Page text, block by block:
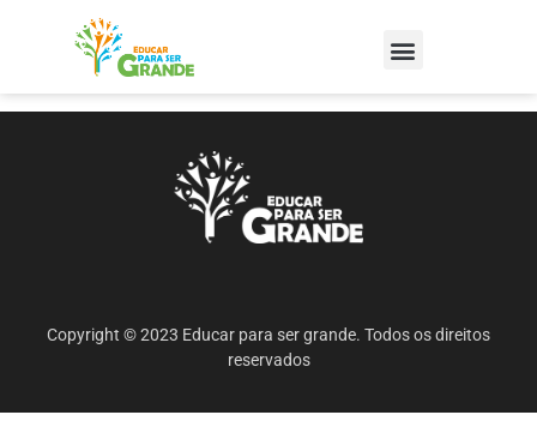
Copyright © 2023 Educar para ser grande. Todos os direitos
reservados